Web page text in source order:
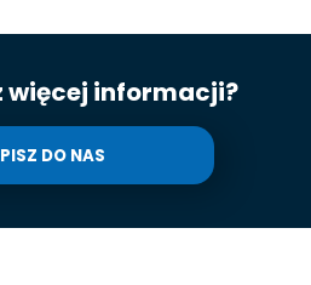
więcej informacji?
DO NAS